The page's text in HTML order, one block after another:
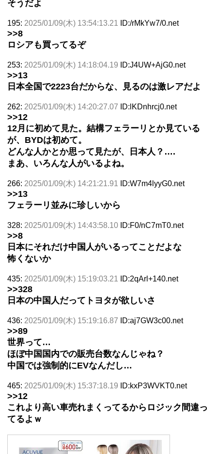
そうだよ
195: 2025/01/09(木) 13:54:13.21 ID:/rMkYw7/0.net
>>8
ロシアも買ってるぞ
253: 2025/01/09(木) 14:18:04.19 ID:J4UW+AjG0.net
>>13
日本全国で2223台だからな、見るのは激レアだよ
262: 2025/01/09(木) 14:20:27.07 ID:lKDnhrcj0.net
>>12
12月に初めて見た。結構フェラーリとか見ている
が、BYDは初めて。
どんな人かとか思って見たが、日本人？….
まあ、いろんな人がいるよね。
266: 2025/01/09(木) 14:21:21.91 ID:W7m4lyyG0.net
>>13
フェラーリ並みに珍しいから
328: 2025/01/09(木) 14:43:58.10 ID:F0/nC7mT0.net
>>8
日本にそれだけ中国人がいるってことだよな
怖くないか
435: 2025/01/09(木) 15:19:03.21 ID:2qArl+140.net
>>328
日本の中国人だってトヨタが欲しいさ
436: 2025/01/09(木) 15:19:16.87 ID:aj7GW3c00.net
>>89
世界って…
ほぼ中国国内での販売台数なんじゃね？
中国では強制的にEVなんだし…
465: 2025/01/09(木) 15:37:18.19 ID:kxP3WVKT0.net
>>12
これより高い車売れまくってるからロジック間違っ
てるよｗ